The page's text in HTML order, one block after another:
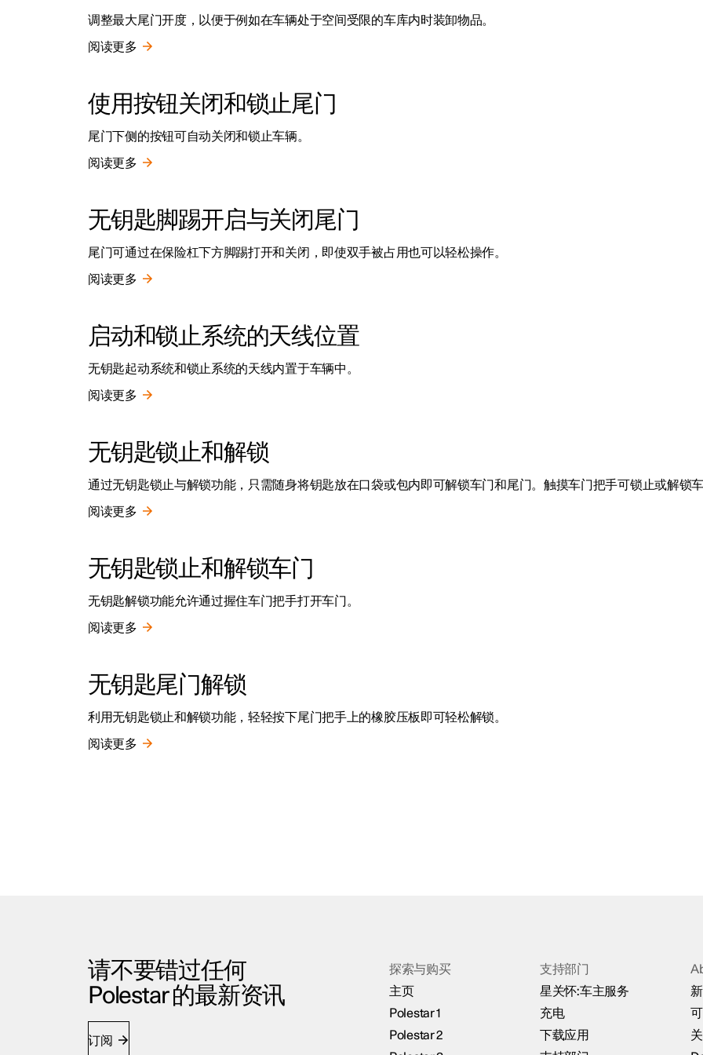
调整最大尾门开度，以便于例如在车辆处于空间受限的车库内时装卸物品。
阅读更多
使用按钮关闭和锁止尾门
尾门下侧的按钮可自动关闭和锁止车辆。
阅读更多
无钥匙脚踢开启与关闭尾门
尾门可通过在保险杠下方脚踢打开和关闭，即使双手被占用也可以轻松操作。
阅读更多
启动和锁止系统的天线位置
无钥匙起动系统和锁止系统的天线内置于车辆中。
阅读更多
无钥匙锁止和解锁
通过无钥匙锁止与解锁功能，只需随身将钥匙放在口袋或包内即可解锁车门和尾门。触摸车门把手可锁止或解锁
阅读更多
无钥匙锁止和解锁车门
无钥匙解锁功能允许通过握住车门把手打开车门。
阅读更多
无钥匙尾门解锁
利用无钥匙锁止和解锁功能，轻轻按下尾门把手上的橡胶压板即可轻松解锁。
阅读更多
请不要错过任何
Polestar 的最新资讯
订阅
探索与购买
主页
Polestar 1
Polestar 2
支持部门
星关怀:车主服务
充电
下载应用